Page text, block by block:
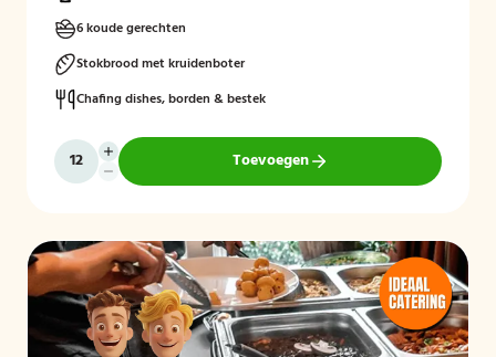
6 koude gerechten
Stokbrood met kruidenboter
Chafing dishes, borden & bestek
Toevoegen